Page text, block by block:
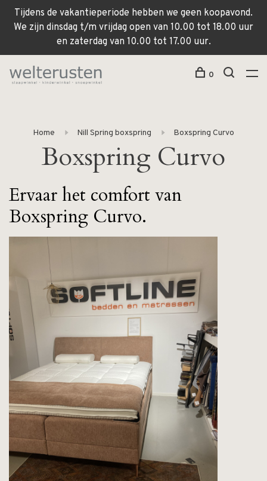
Tijdens de vakantieperiode hebben we geen koopavond.
We zijn dinsdag t/m vrijdag open van 10.00 tot 18.00 uur
en zaterdag van 10.00 tot 17.00 uur.
0
Home Nill Spring boxspring Boxspring Curvo
Boxspring Curvo
Ervaar het comfort van
Boxspring Curvo.